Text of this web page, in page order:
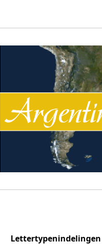
Lettertypenindelingen